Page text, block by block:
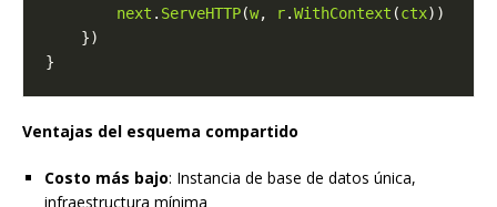
next . ServeHTTP(w, r.WithContext (ctx
Ventajas del esquema compartido
Costo más bajo: Instancia de base de datos única,
infraestructura mínima